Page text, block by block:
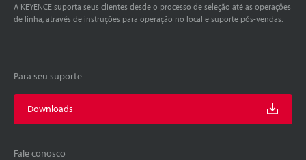
A KEYENCE suporta seus clientes desde o processo de seleção até as operações
de linha, através de instruções para operação no local e suporte pós-vendas.
Para seu suporte
Downloads
Fale conosco